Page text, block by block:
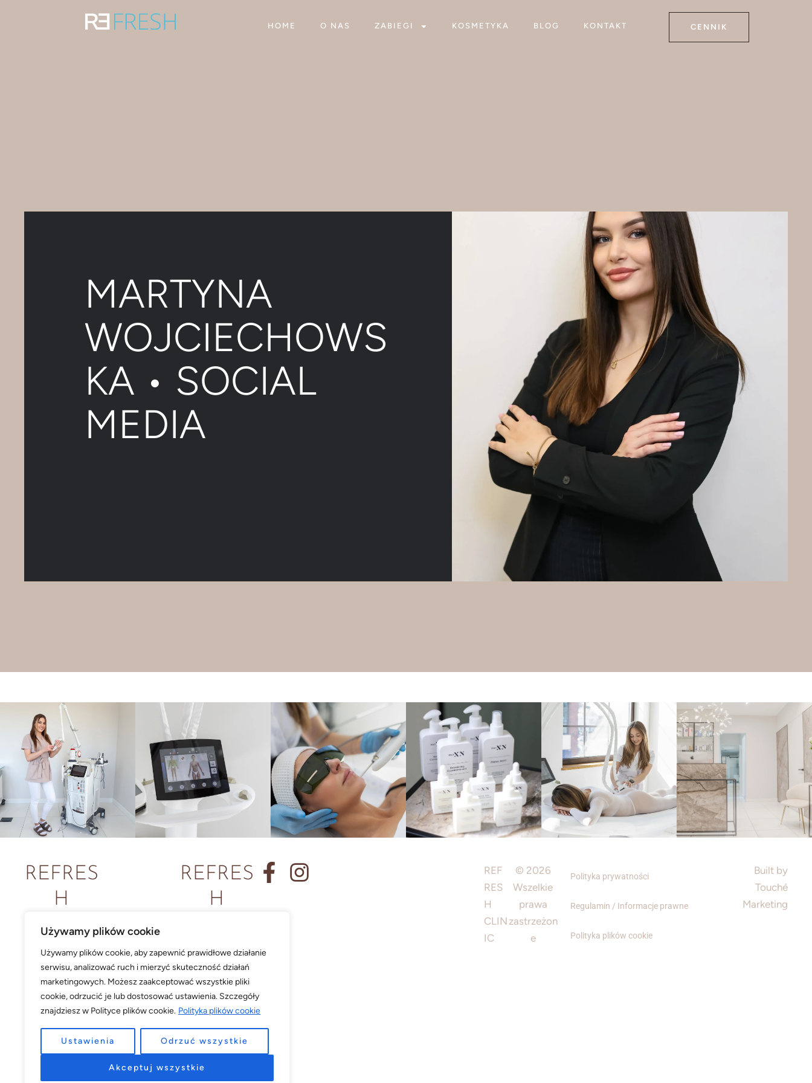
Używamy plików cookie
Używamy plików cookie, aby zapewnić prawidłowe działanie
serwisu, analizować ruch i mierzyć skuteczność działań
marketingowych. Możesz zaakceptować wszystkie pliki
cookie, odrzucić je lub dostosować ustawienia. Szczegóły
znajdziesz w Polityce plików cookie. Polityka plików cookie
Ustawienia Odrzuć wszystkie
Akceptuj wszystkie
HOME O NAS ZABIEGI KOSMETYKA BLOG KONTAKT CENNIK
MARTYNA
WOJCIECHOWS
KA • SOCIAL
MEDIA
REFRES
H
CLINIC
Ul. NAKIELSKA
86 (Galeria
Miedzyń)
REFRES
H
TICS
Ul. GDAŃSKA
38
Bydgoszcz
REF
RES
H
CLIN
IC
© 2026
Wszelkie
prawa
zastrzeżon
e
Built by
Touché
Marketing
Polityka prywatności
Regulamin / Informacje prawne
Polityka plików cookie